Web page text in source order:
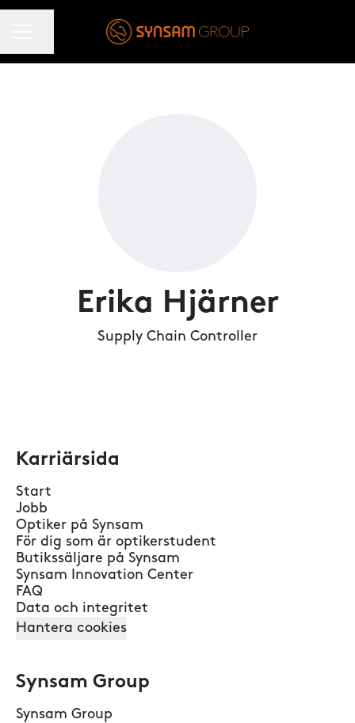
Erika Hjärner
Supply Chain Controller
Karriärsida
Start
Jobb
Optiker på Synsam
För dig som är optikerstudent
Butikssäljare på Synsam
Synsam Innovation Center
FAQ
Data och integritet
Hantera cookies
Synsam Group
Synsam Group